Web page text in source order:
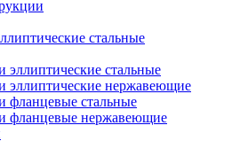
стальные
эллиптические стальные
эллиптические нержавеющие
фланцевые стальные
фланцевые нержавеющие